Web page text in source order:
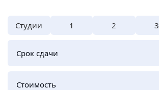
Студии 1 2 3
Срок сдачи
Стоимость